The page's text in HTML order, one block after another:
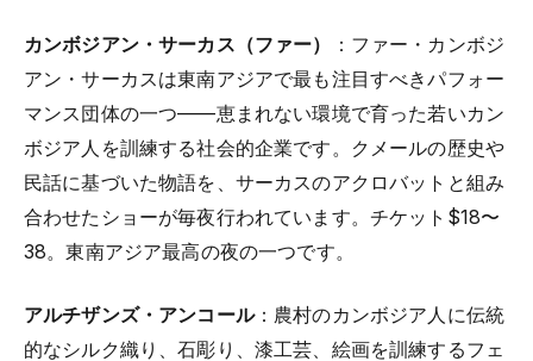
カンボジアン・サーカス（ファー）
：ファー・カンボジ
アン・サーカスは東南アジアで最も注目すべきパフォー
マンス団体の一つ——恵まれない環境で育った若いカン
ボジア人を訓練する社会的企業です。クメールの歴史や
民話に基づいた物語を、サーカスのアクロバットと組み
合わせたショーが毎夜行われています。チケット$18〜
38。東南アジア最高の夜の一つです。
アルチザンズ・アンコール：農村のカンボジア人に伝統
的なシルク織り、石彫り、漆工芸、絵画を訓練するフェ